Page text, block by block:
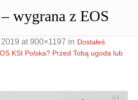
wygrana z EOS
at 900×1197 in Dostałeś
KSI Polska? Przed Tobą ugoda lub